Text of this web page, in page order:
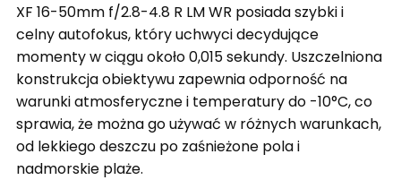
XF 16-50mm f/2.8-4.8 R LM WR posiada szybki i
celny autofokus, który uchwyci decydujące
momenty w ciągu około 0,015 sekundy. Uszczelniona
konstrukcja obiektywu zapewnia odporność na
warunki atmosferyczne i temperatury do -10°C, co
sprawia, że można go używać w różnych warunkach,
od lekkiego deszczu po zaśnieżone pola i
nadmorskie plaże.